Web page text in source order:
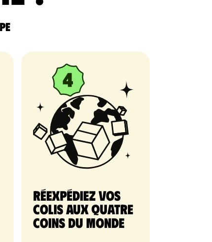
Réexpédiez vos
colis aux quatre
coins du monde